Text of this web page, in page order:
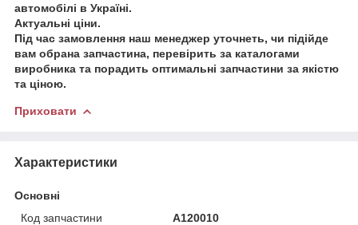
автомобілі в Україні.
Актуальні ціни.
Під час замовлення наш менеджер уточнеть, чи підійде
вам обрана запчастина, перевірить за каталогами
виробника та порадить оптимальні запчастини за якістю
та ціною.
Приховати
Характеристики
Основні
Код запчастини
A120010